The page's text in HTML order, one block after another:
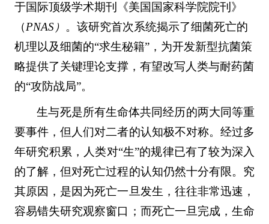
于国际顶级学术期刊《美国国家科学院院刊》
（PNAS） 。该研究首次系统揭示了细菌死亡的
机理以及细菌的“求生秘籍”，为开发新型抗菌策
略提供了关键理论支撑，有望改写人类与耐药菌
的“攻防战局”。
生与死是所有生命体共同经历的两大同等重
要事件，但人们对二者的认知极不对称。经过多
年研究积累，人类对“生”的规律已有了较为深入
的了解，但对死亡过程的认知仍然十分有限。究
其原因，是因为死亡一旦发生，往往非常迅速，
容易错失研究观察窗口；而死亡一旦完成，生命